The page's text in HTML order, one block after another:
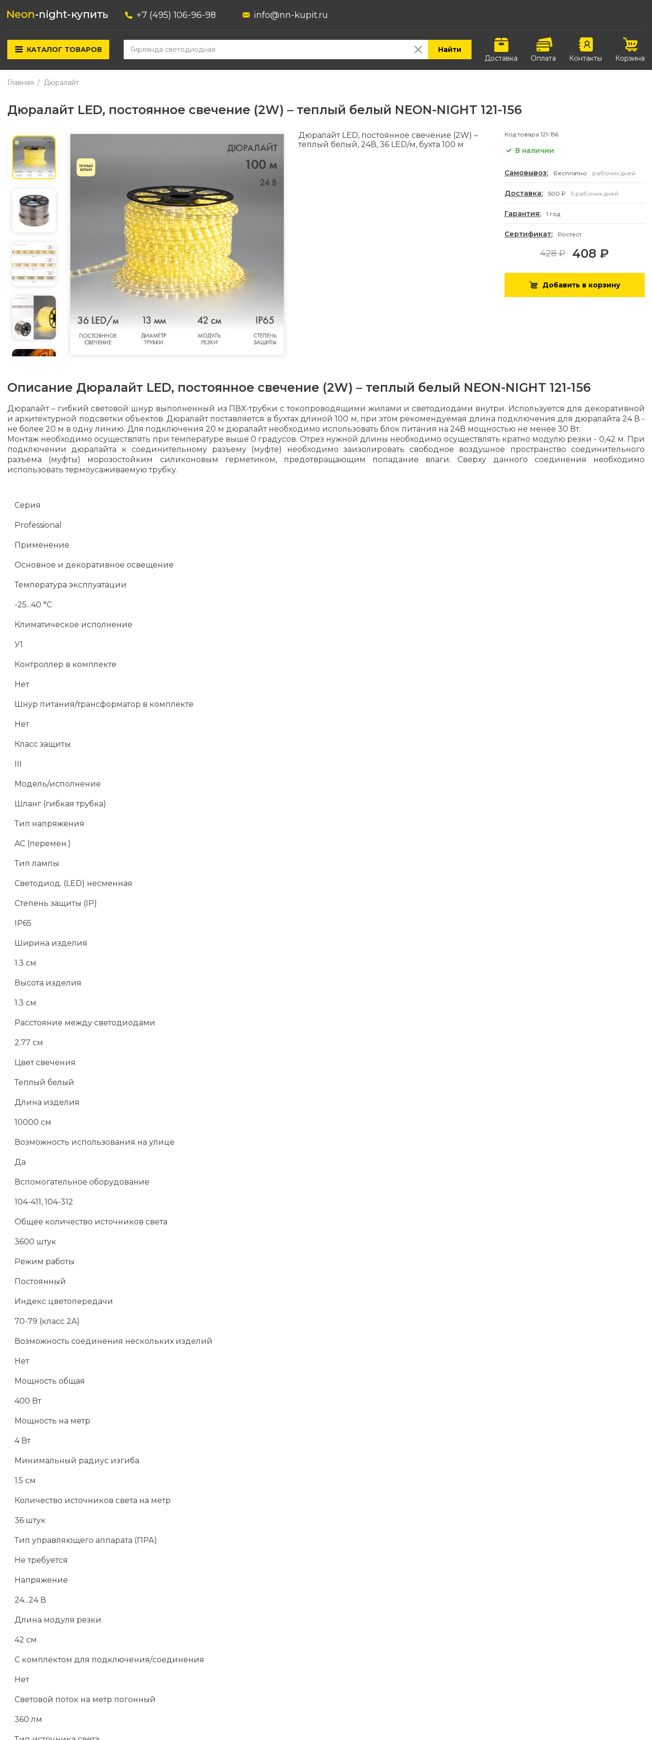
+7 (495) 106-96-98 info@nn-kupit.ru
КАТАЛОГ ТОВАРОВ
Найти
Доставка
Оплата Контакты Корзина
Главная Дюралайт
Дюралайт LED, постоянное свечение (2W) – теплый белый NEON-NIGHT 121-156
Дюралайт LED, постоянное свечение (2W) –
теплый белый, 24В, 36 LED/м, бухта 100 м
Код товара 121-156
В наличии
Самовывоз: Бесплатно рабочих дней
Доставка: 500 ₽ 5 рабочих дней
Гарантия: 1 год
Сертификат: Ростест
428 ₽ 408 ₽
Добавить в корзину
Описание Дюралайт LED, постоянное свечение (2W) – теплый белый NEON-NIGHT 121-156
Дюралайт – гибкий световой шнур выполненный из ПВХ-трубки с токопроводящими жилами и светодиодами внутри. Используется для декоративной
и архитектурной подсветки объектов. Дюралайт поставляется в бухтах длиной 100 м, при этом рекомендуемая длина подключения для дюралайта 24 В -
не более 20 м в одну линию. Для подключения 20 м дюралайт необходимо использовать блок питания на 24В мощностью не менее 30 Вт.
Монтаж необходимо осуществлять при температуре выше 0 градусов. Отрез нужной длины необходимо осуществлять кратно модулю резки - 0,42 м. При
подключении дюралайта к соединительному разъему (муфте) необходимо заизолировать свободное воздушное пространство соединительного
разъема (муфты) морозостойким силиконовым герметиком, предотвращающим попадание влаги. Сверху данного соединения необходимо
использовать термоусаживаемую трубку.
Серия
Professional
Применение
Основное и декоративное освещение
Температура эксплуатации
-25...40 °C
Климатическое исполнение
У1
Контроллер в комплекте
Нет
Шнур питания/трансформатор в комплекте
Нет
Класс защиты
III
Модель/исполнение
Шланг (гибкая трубка)
Тип напряжения
AC (перемен.)
Тип лампы
Светодиод. (LED) несменная
Степень защиты (IP)
IP65
Ширина изделия
1.3 см
Высота изделия
1.3 см
Расстояние между светодиодами
2.77 см
Цвет свечения
Теплый белый
Длина изделия
10000 см
Возможность использования на улице
Да
Вспомогательное оборудование
104-411, 104-312
Общее количество источников света
3600 штук
Режим работы
Постоянный
Индекс цветопередачи
70-79 (класс 2A)
Возможность соединения нескольких изделий
Нет
Мощность общая
400 Вт
Мощность на метр
4 Вт
Минимальный радиус изгиба
1.5 см
Количество источников света на метр
36 штук
Тип управляющего аппарата (ПРА)
Не требуется
Напряжение
24...24 В
Длина модуля резки
42 см
С комплектом для подключения/соединения
Нет
Световой поток на метр погонный
360 лм